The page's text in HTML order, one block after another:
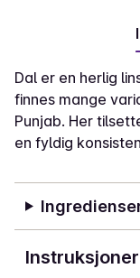
Dal er en herlig
finnes mange
Punjab. Her
en fyldig
Instruksjoner